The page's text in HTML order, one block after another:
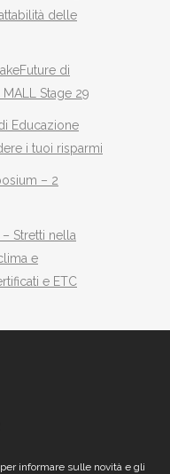
delle
di
Stage 29
Educazione
i tuoi risparmi
– 2
Stretti nella
e
e ETC
informare sulle novità e gli